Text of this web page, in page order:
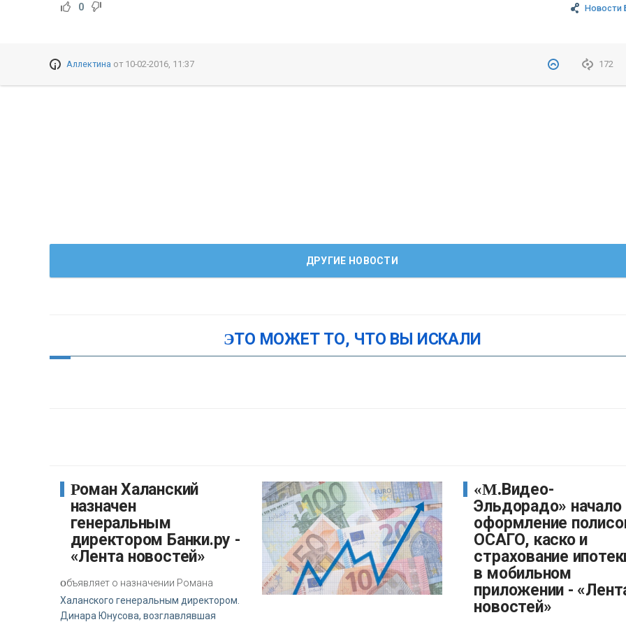
Новости
0
172
Аллектина от 10-02-2016, 11:37
ДРУГИЕ НОВОСТИ
ЭТО МОЖЕТ ТО, ЧТО ВЫ ИСКАЛИ
Роман Халанский
назначен
генеральным
директором Банки.ру -
«Лента новостей»
объявляет о назначении Романа
Халанского генеральным директором.
Динара Юнусова, возглавлявшая
«М.Видео-
Эльдорадо» начало
оформление
ОСАГО, каско и
страхование
в мобильном
приложении -
новостей»